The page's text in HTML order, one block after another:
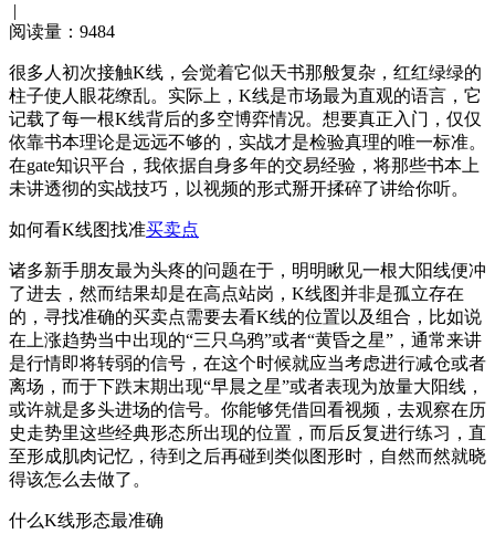
|
阅读量： 9484
很多人初次接触K线，会觉着它似天书那般复杂，红红绿绿的
柱子使人眼花缭乱。实际上，K线是市场最为直观的语言，它
记载了每一根K线背后的多空博弈情况。想要真正入门，仅仅
依靠书本理论是远远不够的，实战才是检验真理的唯一标准。
在gate知识平台，我依据自身多年的交易经验，将那些书本上
未讲透彻的实战技巧，以视频的形式掰开揉碎了讲给你听。
如何看K线图找准买卖点
诸多新手朋友最为头疼的问题在于，明明瞅见一根大阳线便冲
了进去，然而结果却是在高点站岗，K线图并非是孤立存在
的，寻找准确的买卖点需要去看K线的位置以及组合，比如说
在上涨趋势当中出现的“三只乌鸦”或者“黄昏之星”，通常来讲
是行情即将转弱的信号，在这个时候就应当考虑进行减仓或者
离场，而于下跌末期出现“早晨之星”或者表现为放量大阳线，
或许就是多头进场的信号。你能够凭借回看视频，去观察在历
史走势里这些经典形态所出现的位置，而后反复进行练习，直
至形成肌肉记忆，待到之后再碰到类似图形时，自然而然就晓
得该怎么去做了。
什么K线形态最准确